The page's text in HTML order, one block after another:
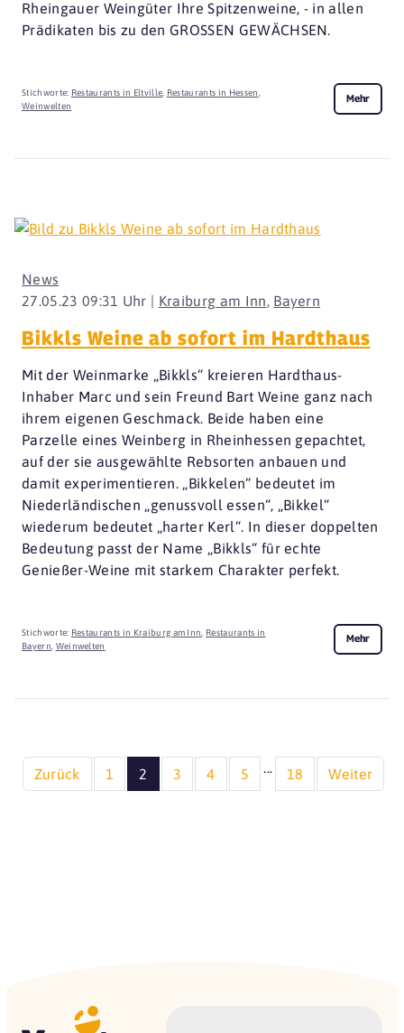
Rheingauer Weingüter Ihre Spitzenweine, - in allen
Prädikaten bis zu den GROSSEN GEWÄCHSEN.
Stichworte: Restaurants in Eltville Restaurants in Hessen
Weinwelten
Mehr
27.05.23 09:31 Uhr | Kraiburg am Inn, Bayern
News
Bikkls Weine ab sofort im Hardthaus
Mit der Weinmarke „Bikkls“ kreieren Hardthaus-
Inhaber Marc und sein Freund Bart Weine ganz nach
ihrem eigenen Geschmack. Beide haben eine
Parzelle eines Weinberg in Rheinhessen gepachtet,
auf der sie ausgewählte Rebsorten anbauen und
damit experimentieren. „Bikkelen“ bedeutet im
Niederländischen „genussvoll essen“, „Bikkel“
wiederum bedeutet „harter Kerl“. In dieser doppelten
Bedeutung passt der Name „Bikkls“ für echte
Genießer-Weine mit starkem Charakter perfekt.
Stichworte: Restaurants in Kraiburg am Inn
Restaurants in
Bayern Weinwelten
Mehr
Zurück 1 2 3 4 5 ... 18 Weiter